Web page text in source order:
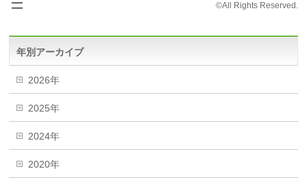
©All Rights Reserved.
年別アーカイブ
2026年
2025年
2024年
2020年